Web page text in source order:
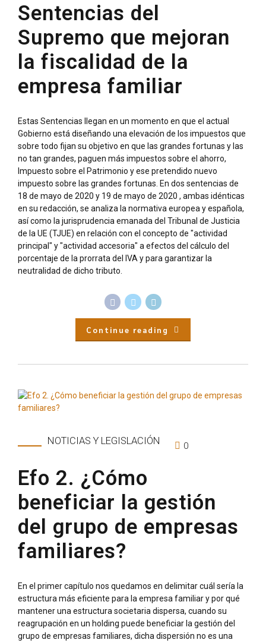
Sentencias del
Supremo que mejoran
la fiscalidad de la
empresa familiar
Estas Sentencias llegan en un momento en que el actual
Gobierno está diseñando una elevación de los impuestos que
sobre todo fijan su objetivo en que las grandes fortunas y las
no tan grandes, paguen más impuestos sobre el ahorro,
Impuesto sobre el Patrimonio y ese pretendido nuevo
impuesto sobre las grandes fortunas. En dos sentencias de
18 de mayo de 2020 y 19 de mayo de 2020 , ambas idénticas
en su redacción, se analiza la normativa europea y española,
así como la jurisprudencia emanada del Tribunal de Justicia
de la UE (TJUE) en relación con el concepto de "actividad
principal" y "actividad accesoria" a efectos del cálculo del
porcentaje de la prorrata del IVA y para garantizar la
neutralidad de dicho tributo.
Continue reading
NOTICIAS Y LEGISLACIÓN 0
Efo 2. ¿Cómo
beneficiar la gestión
del grupo de empresas
familiares?
En el primer capítulo nos quedamos en delimitar cuál sería la
estructura más eficiente para la empresa familiar y por qué
mantener una estructura societaria dispersa, cuando su
reagrupación en un holding puede beneficiar la gestión del
grupo de empresas familiares, dicha dispersión no es una